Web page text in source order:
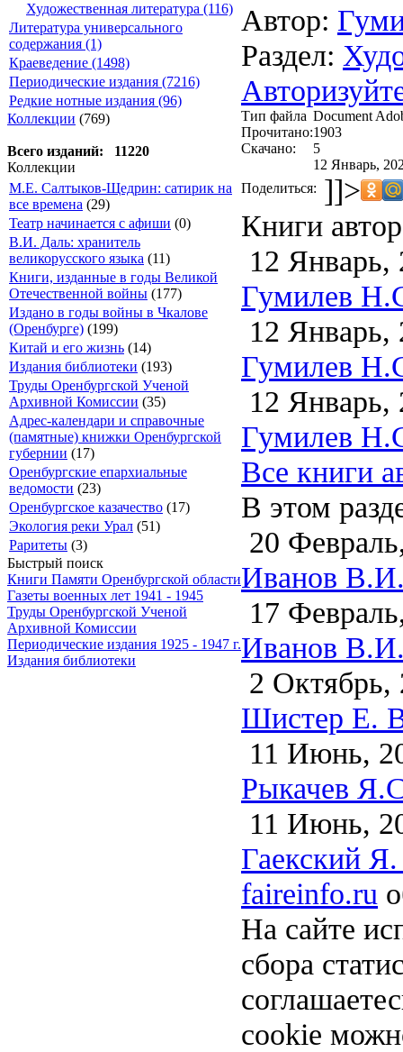
Художественная литература (116)
Литература универсального
содержания (1)
Краеведение (1498)
Периодические издания (7216)
Редкие нотные издания (96)
Коллекции (769)
Всего изданий: 11220
Коллекции
М.Е. Салтыков-Щедрин: сатирик на
все времена (29)
Театр начинается с афиши (0)
В.И. Даль: хранитель
великорусского языка (11)
Книги, изданные в годы Великой
Отечественной войны (177)
Издано в годы войны в Чкалове
(Оренбурге) (199)
Китай и его жизнь (14)
Издания библиотеки (193)
Труды Оренбургской Ученой
Архивной Комиссии (35)
Адрес-календари и справочные
(памятные) книжки Оренбургской
губернии (17)
Оренбургские епархиальные
ведомости (23)
Оренбургское казачество (17)
Экология реки Урал (51)
Раритеты (3)
Быстрый поиск
Книги Памяти Оренбургской области
Газеты военных лет 1941 - 1945
Труды Оренбургской Ученой
Архивной Комиссии
Периодические издания 1925 - 1947 г.
Издания библиотеки
Автор:
Раздел:
Тип файла Document
Прочитано:1903
Скачано:
5
12 Январь,
Поделиться: ]]>
Книги
12 Январь,
Гумилев
12 Январь,
Гумилев
12 Январь,
Гумилев
Все книги
В этом
20
Иванов
17
Иванов
2 Октябрь,
Шистер Е.
11 Июнь,
Рыкачев
11 Июнь,
Гаекский
faireinfo.ru
На сайте
сбора
cookie